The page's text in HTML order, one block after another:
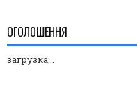
ОГОЛОШЕННЯ
загрузка...